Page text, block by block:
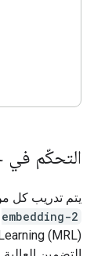
التحكّم
يتم تدريب كل
embedding-2